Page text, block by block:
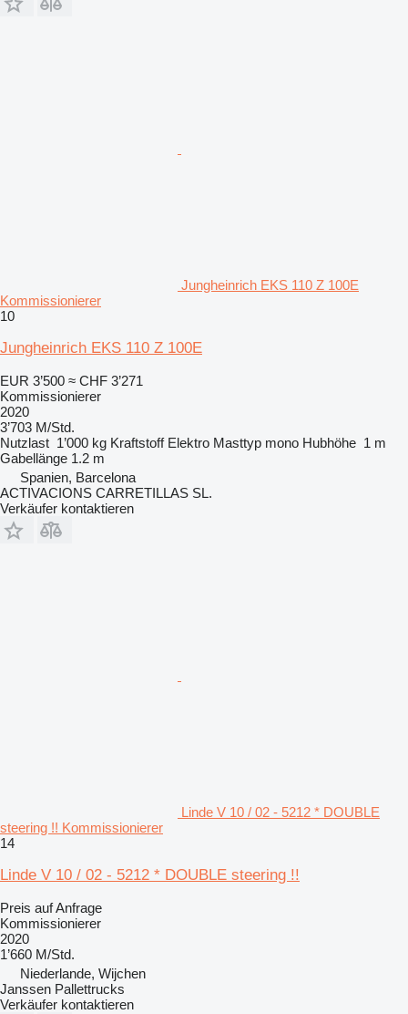
Jungheinrich EKS 110 Z 100E
Kommissionierer
10
Jungheinrich EKS 110 Z 100E
EUR 3’500 ≈ CHF 3’271
Kommissionierer
2020
3’703 M/Std.
Nutzlast 1’000 kg Kraftstoff Elektro Masttyp mono Hubhöhe 1 m
Gabellänge 1.2 m
Spanien, Barcelona
ACTIVACIONS CARRETILLAS SL.
Verkäufer kontaktieren
Linde V 10 / 02 - 5212 * DOUBLE
steering !! Kommissionierer
14
Linde V 10 / 02 - 5212 * DOUBLE steering !!
Preis auf Anfrage
Kommissionierer
2020
1’660 M/Std.
Niederlande, Wijchen
Janssen Pallettrucks
Verkäufer kontaktieren